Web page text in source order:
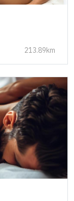
213.89km